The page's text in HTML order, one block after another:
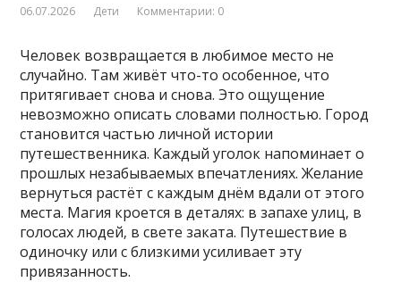
06.07.2026 Дети Комментарии: 0
Человек возвращается в любимое место не
случайно. Там живёт что-то особенное‚ что
притягивает снова и снова. Это ощущение
невозможно описать словами полностью. Город
становится частью личной истории
путешественника. Каждый уголок напоминает о
прошлых незабываемых впечатлениях. Желание
вернуться растёт с каждым днём вдали от этого
места. Магия кроется в деталях: в запахе улиц‚ в
голосах людей‚ в свете заката. Путешествие в
одиночку или с близкими усиливает эту
привязанность.